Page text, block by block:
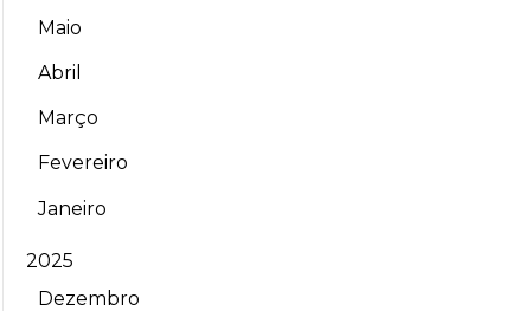
Maio
Abril
Março
Fevereiro
Janeiro
2025
Dezembro